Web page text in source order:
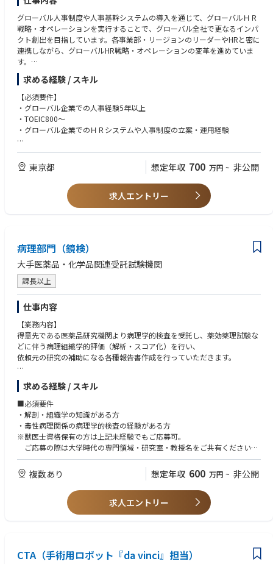
・ Create strategy and vision including Business plan, Marketing strategy
・ Encourage participation to scientific congresses, market/business intel
ligence,
networking in the field, in particular building a network with Perfusionist
s
community and Key Opinion Leader (KOL);
・ Define the associated strategy / road maps / plans for the various pro
duct
lines;
・ Deliver intensive cross-functional collaboration in order to align the di
fferent
players internal or external
・ Coordinate and facilitate the multi-functional activities around the tec
hnology
development from Quality, Regulatory, Clinical, Operations, etc. to ensur
e a
successful execution of the project;
plan and all required marketing activities with appropriate planning, driv
e, and
excellence in execution. These marketing duties including Voice-of-Custo
mer,
product definitions when required, definition and execution of launch pl
ans,
communication plans & materials, educational and scientific events, et
c.;
・ Participate in the Medical Advisory Boards to gather proper customer i
nputs
and voice-of-customer during product/technology/clinical/marketing
development;
・ Work with the key multi-functional experts to define critical go-to-mar
ket
parameters, including pricing, segmentation, target population, market
positioning, etc. in order to maximize the growth opportunity generated
by
the new product launch.
・ Be Partner with sales & marketing teams around the world to define a
nd
ensure excellent execution of new product launch plans according to
marketing excellence standards.
・ Complain handle with QA
・ Inventory control with operation team
・ Ability of excellent communication / interpersonal skills;
・ Self-motivation, problem solving attitude, quick in action, good team
leader.
グローバル人事制度や人事基幹システムの導入を通じて、グローバルＨＲ
戦略・オペレーションを実行することで、グローバル全社で更なるインパ
クト創出を目指しています。各事業部・リージョンのリーダーやHRと密に
連携しながら、グローバルHR戦略・オペレーションの変革を進めていま
す。
本ポジションでは、これらの取り組みをさらに加速させるとともに、将来
的なグローバル人事組織の業務遂行力の向上を見据えた体制強化の中核メ
ンバーとしてご活躍いただきます。
求める経験 / スキル
【必須要件】
・グローバル企業での人事経験5年以上
・TOEIC800～
・グローバル企業でのＨＲシステムや人事制度の立案・運用経験
【希望要件】
・ヘッドクオーター（本社）としてのグローバルでのＨＲシステムの導入
経験
・グローバルでのタレントマネジメント領域での業務経験
・グローバルでの経営・人事などに関するプロジェクトリーダー経験
・コンサルタントや経営企画関連部署の経験
東京都 想定年収 700 万円 ~ 非公開
求人エントリー
病理部門（鏡検）
大手医薬品・化学品関連受託試験機関
課長以上
仕事内容
【業務内容】
得意先である医薬品研究機関より病理学的検査を受託し、薬効薬理試験な
どに伴う病理組織学的評価（解析・スコア化）を行い、
依頼元の研究の補助になる各種報告書作成を行っていただきます。
医薬品や医療用具関連以外にも、アカデミアを含めて医学、歯学関係の学
術研究用や学会発表用などにおける病理組織学的評価（鏡検）も行いま
す。
求める経験 / スキル
■必須要件
・解剖・組織学の知識がある方
・毒性病理関係の病理学的検査の経験がある方
※獣医士資格保有の方は上記未経験でもご応募可。
ご応募の際は大学時代の専門領域・研究室・教授名をご共有ください
■歓迎要件
・鏡検のご経験者
・病理学の総論程度の知識のある方
複数あり 想定年収 600 万円 ~ 非公開
求人エントリー
CTA（手術用ロボット『da vinci』担当）